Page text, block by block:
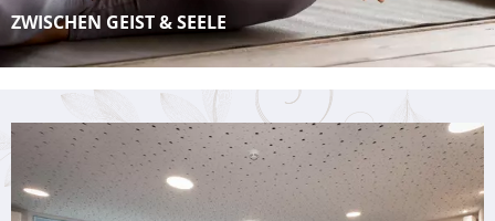
ZWISCHEN GEIST & SEELE